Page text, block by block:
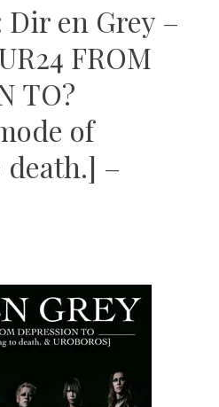
en Grey –
FROM
TO?
of
–